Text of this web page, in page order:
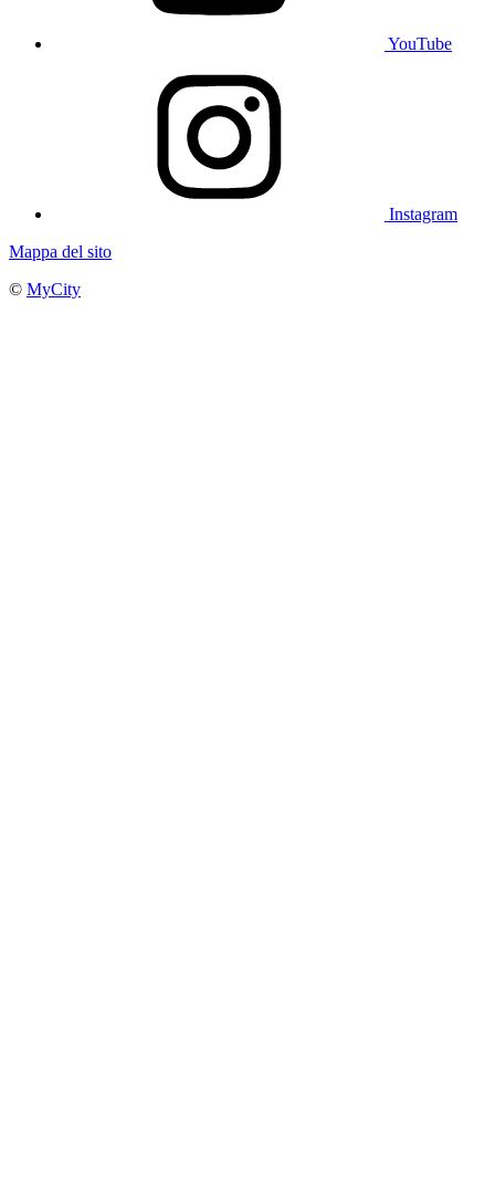
YouTube
Instagram
Mappa del sito
© MyCity